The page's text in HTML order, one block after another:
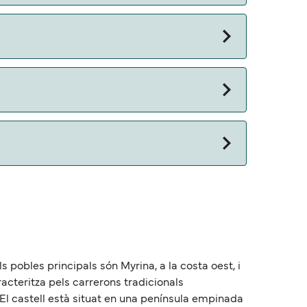
pobles principals són Myrina, a la costa oest, i
pels carrerons tradicionals
castell està situat en una península empinada